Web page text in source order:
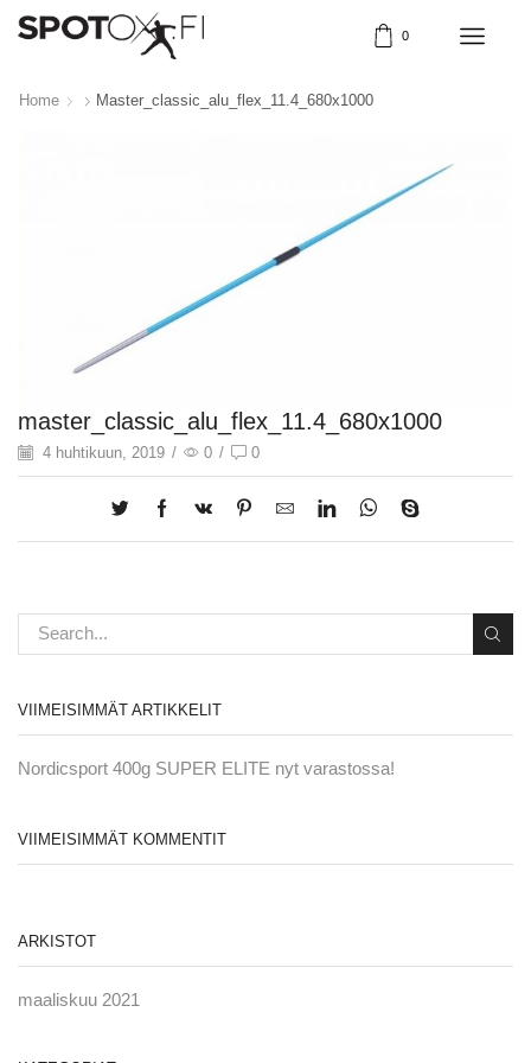
0
Home Master_classic_alu_flex_11.4_680x1000
master_classic_alu_flex_11.4_680x1000
4 huhtikuun, 2019 / 0 / 0
VIIMEISIMMÄT ARTIKKELIT
Nordicsport 400g SUPER ELITE nyt varastossa!
VIIMEISIMMÄT KOMMENTIT
ARKISTOT
maaliskuu 2021